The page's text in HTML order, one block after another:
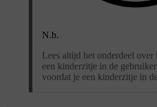
N.b.
Lees altijd het onderdeel over
een kinderzitje in de
voordat je een kinderzitje in